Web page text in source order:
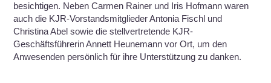
besichtigen. Neben Carmen Rainer und Iris Hofmann waren
auch die KJR-Vorstandsmitglieder Antonia Fischl und
Christina Abel sowie die stellvertretende KJR-
Geschäftsführerin Annett Heunemann vor Ort, um den
Anwesenden persönlich für ihre Unterstützung zu danken.